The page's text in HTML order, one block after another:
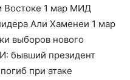
Востоке 1 мар МИД
Али Хаменеи 1 мар
выборов нового
бывший президент
при атаке